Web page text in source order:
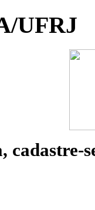
UFRJ
cadastre-